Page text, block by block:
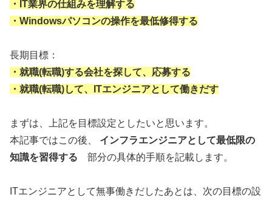
・IT業界の仕組みを理解する
・Windowsパソコンの操作を最低修得する
長期目標：
・就職(転職)する会社を探して、応募する
・就職(転職)して、ITエンジニアとして働きだす
まずは、上記を目標設定としたいと思います。
本記事ではこの後、 インフラエンジニアとして最低限の
知識を習得する 部分の具体的手順を記載します。
ITエンジニアとして無事働きだしたあとは、次の目標の設